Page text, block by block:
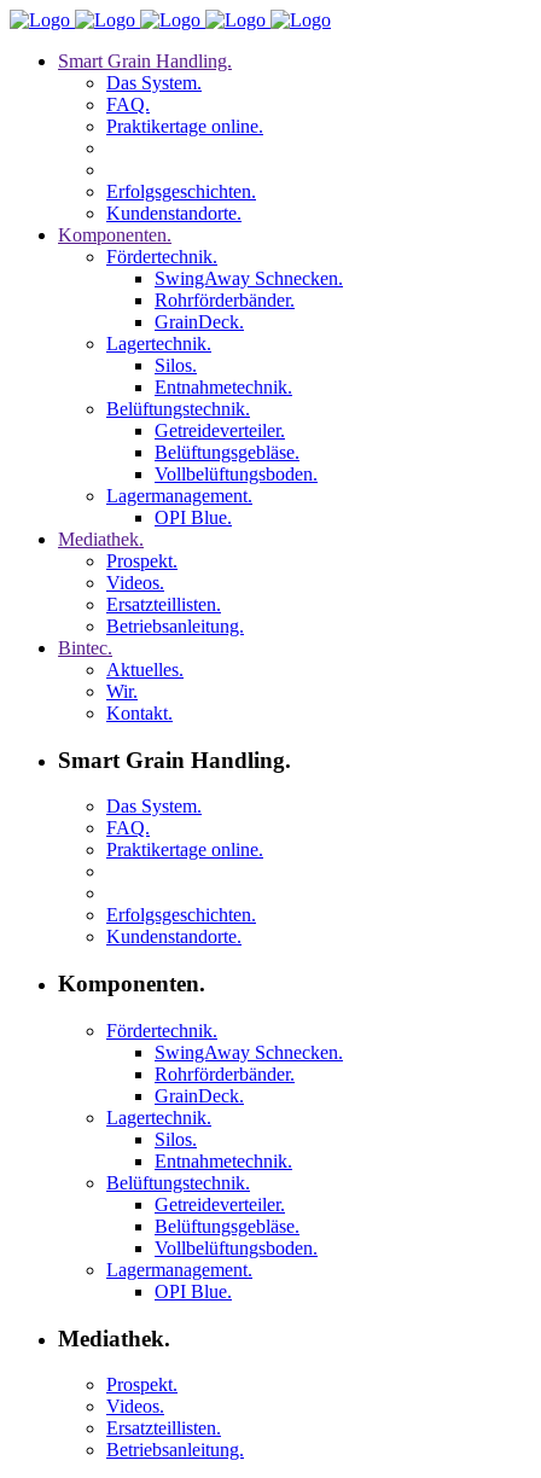
Smart Grain Handling.
Das System.
FAQ.
Praktikertage online.
Erfolgsgeschichten.
Kundenstandorte.
Komponenten.
Fördertechnik.
SwingAway Schnecken.
Rohrförderbänder.
GrainDeck.
Lagertechnik.
Silos.
Entnahmetechnik.
Belüftungstechnik.
Getreideverteiler.
Belüftungsgebläse.
Vollbelüftungsboden.
Lagermanagement.
OPI Blue.
Mediathek.
Prospekt.
Videos.
Ersatzteillisten.
Betriebsanleitung.
Bintec.
Aktuelles.
Wir.
Kontakt.
Smart Grain Handling.
Das System.
FAQ.
Praktikertage online.
Erfolgsgeschichten.
Kundenstandorte.
Komponenten.
Fördertechnik.
SwingAway Schnecken.
Rohrförderbänder.
GrainDeck.
Lagertechnik.
Silos.
Entnahmetechnik.
Belüftungstechnik.
Getreideverteiler.
Belüftungsgebläse.
Vollbelüftungsboden.
Lagermanagement.
OPI Blue.
Mediathek.
Prospekt.
Videos.
Ersatzteillisten.
Betriebsanleitung.